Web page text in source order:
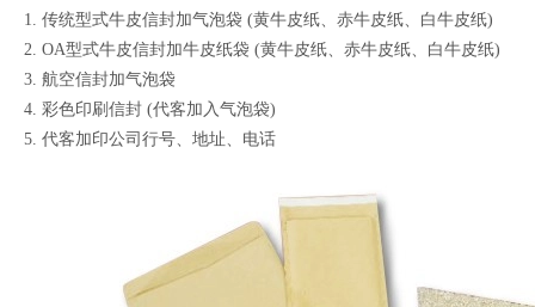
1. 传统型式牛皮信封加气泡袋 (黄牛皮纸、赤牛皮纸、白牛皮纸)
2. OA型式牛皮信封加牛皮纸袋 (黄牛皮纸、赤牛皮纸、白牛皮纸)
3. 航空信封加气泡袋
4. 彩色印刷信封 (代客加入气泡袋)
5. 代客加印公司行号、地址、电话